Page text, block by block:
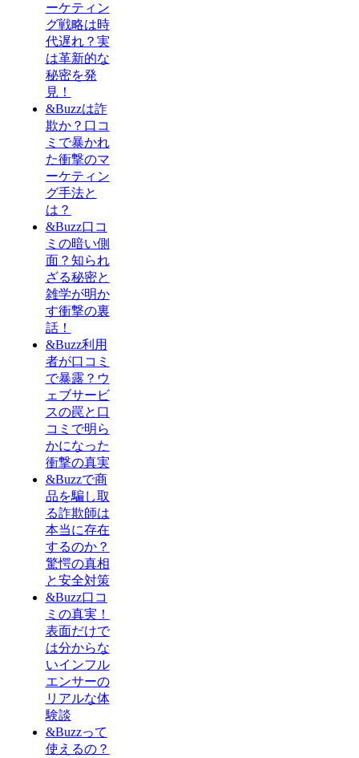
ーケティン
グ戦略は時
代遅れ？実
は革新的な
秘密を発
見！
&Buzzは詐
欺か？口コ
ミで暴かれ
た衝撃のマ
ーケティン
グ手法と
は？
&Buzz口コ
ミの暗い側
面？知られ
ざる秘密と
雑学が明か
す衝撃の裏
話！
&Buzz利用
者が口コミ
で暴露？ウ
ェブサービ
スの罠と口
コミで明ら
かになった
衝撃の真実
&Buzzで商
品を騙し取
る詐欺師は
本当に存在
するのか？
驚愕の真相
と安全対策
&Buzz口コ
ミの真実！
表面だけで
は分からな
いインフル
エンサーの
リアルな体
験談
&Buzzって
使えるの？